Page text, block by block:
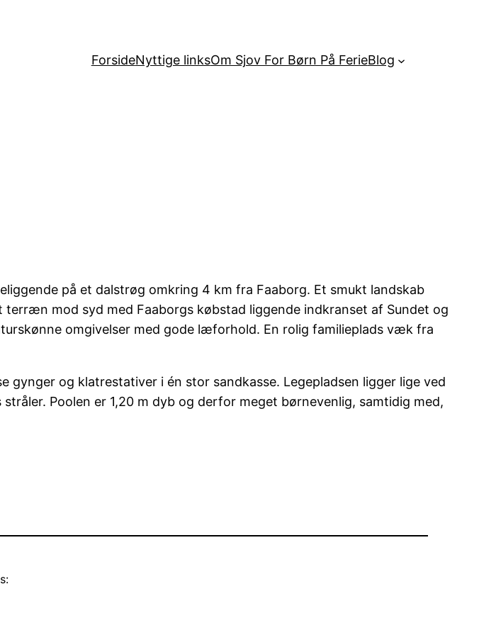
ForsideNyttige linksOm Sjov For Børn På FerieBlog
på et dalstrøg omkring 4 km fra Faaborg. Et smukt landskab
mod syd med Faaborgs købstad liggende indkranset af Sundet og
omgivelser med gode læforhold. En rolig familieplads væk fra
og klatrestativer i én stor sandkasse. Legepladsen ligger lige ved
Poolen er 1,20 m dyb og derfor meget børnevenlig, samtidig med,